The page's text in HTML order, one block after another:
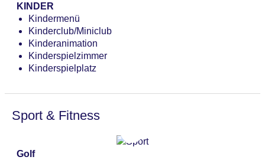
KINDER
Kindermenü
Kinderclub/Miniclub
Kinderanimation
Kinderspielzimmer
Kinderspielplatz
Sport & Fitness
Golf